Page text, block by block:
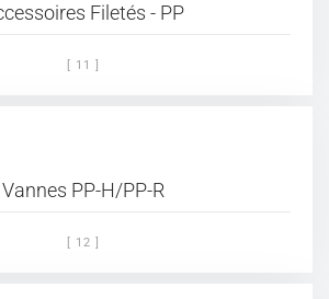
Filetés - PP
[ 11 ]
Vannes PP-H/PP-R
[ 12 ]